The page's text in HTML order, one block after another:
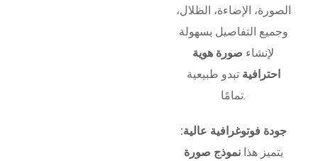
الصورة، الإضاءة، الظلال،
وجميع التفاصيل بسهولة
لإنشاء صورة هوية
احترافية تبدو طبيعية
تمامًا.
جودة فوتوغرافية عالية:
يتميز هذانموذج صورة